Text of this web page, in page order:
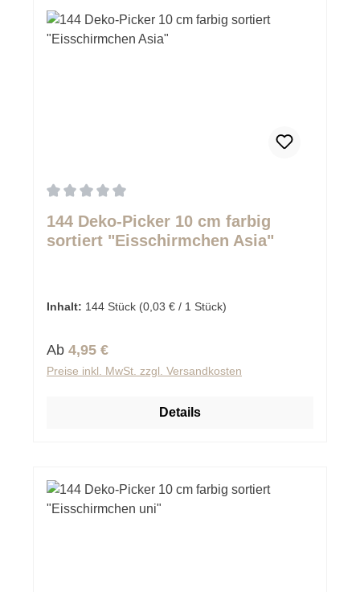
144 Deko-Picker 10 cm farbig
sortiert "Eisschirmchen Asia"
Inhalt: 144 Stück (0,03 € / 1 Stück)
Regulärer Preis:
Ab 4,95 €
Preise inkl. MwSt. zzgl. Versandkosten
Details